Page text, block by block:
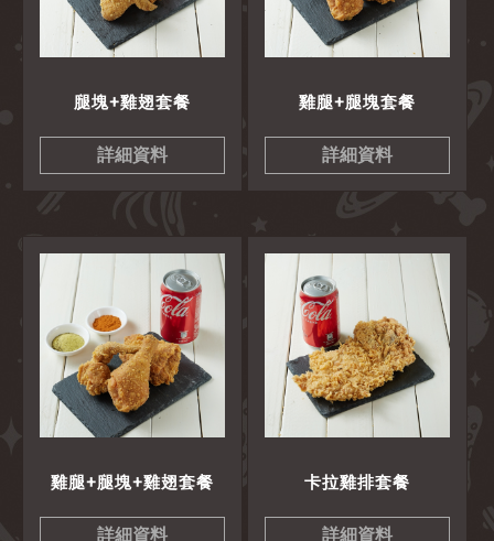
腿塊+雞翅套餐
詳細資料
雞腿+腿塊套餐
詳細資料
雞腿+腿塊+雞翅套餐
詳細資料
卡拉雞排套餐
詳細資料